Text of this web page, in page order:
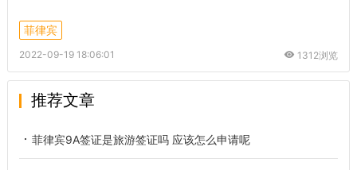
菲律宾
2022-09-19 18:06:01 1312浏览
推荐文章
菲律宾9A签证是旅游签证吗 应该怎么申请呢